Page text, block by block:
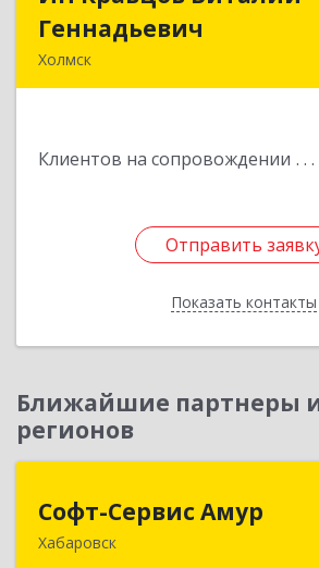
Геннадьевич
Холмск
Клиентов на сопровождении
Отправить
Показать контакты
Отправить
Назад
Ближайшие партнеры
регионов
Софт-Сервис Амур
Хабаровск680000, Хабаровский